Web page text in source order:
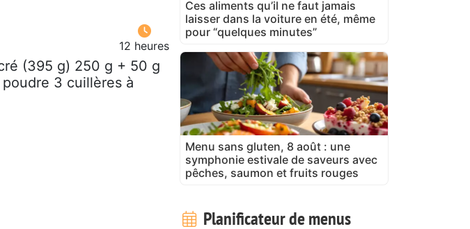
12 heures
(395 g) 250 g + 50 g
3 cuillères à
Ces aliments qu’il ne faut jamais
laisser dans la voiture en été, même
pour “quelques minutes”
Menu sans gluten, 8 août : une
symphonie estivale de saveurs avec
pêches, saumon et fruits rouges
Planificateur de menus